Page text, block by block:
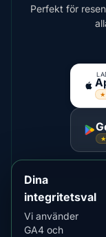
Perfekt för
För starkare
Dina
integritetsval
Vi använder
GA4 och